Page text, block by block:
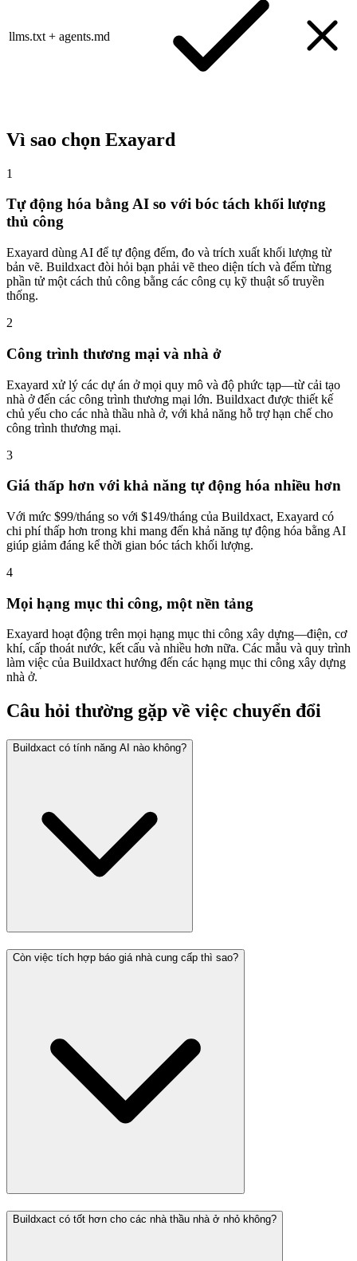
llms.txt + agents.md
Vì sao chọn Exayard
1
Tự động hóa bằng AI so với bóc tách khối lượng
thủ công
Exayard dùng AI để tự động đếm, đo và trích xuất khối lượng từ
bản vẽ. Buildxact đòi hỏi bạn phải vẽ theo diện tích và đếm từng
phần tử một cách thủ công bằng các công cụ kỹ thuật số truyền
thống.
2
Công trình thương mại và nhà ở
Exayard xử lý các dự án ở mọi quy mô và độ phức tạp—từ cải tạo
nhà ở đến các công trình thương mại lớn. Buildxact được thiết kế
chủ yếu cho các nhà thầu nhà ở, với khả năng hỗ trợ hạn chế cho
công trình thương mại.
3
Giá thấp hơn với khả năng tự động hóa nhiều hơn
Với mức $99/tháng so với $149/tháng của Buildxact, Exayard có
chi phí thấp hơn trong khi mang đến khả năng tự động hóa bằng AI
giúp giảm đáng kể thời gian bóc tách khối lượng.
4
Mọi hạng mục thi công, một nền tảng
Exayard hoạt động trên mọi hạng mục thi công xây dựng—điện, cơ
khí, cấp thoát nước, kết cấu và nhiều hơn nữa. Các mẫu và quy trình
làm việc của Buildxact hướng đến các hạng mục thi công xây dựng
nhà ở.
Câu hỏi thường gặp về việc chuyển đổi
Buildxact có tính năng AI nào không?
Còn việc tích hợp báo giá nhà cung cấp thì sao?
Buildxact có tốt hơn cho các nhà thầu nhà ở nhỏ không?